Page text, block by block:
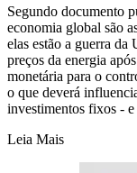
Segundo documento
economia global são
elas estão a guerra da
preços da energia
monetária para o
o que deverá
investimentos fixos -
Leia Mais